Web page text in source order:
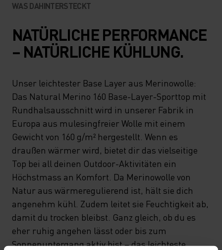
WAS DAHINTERSTECKT
NATÜRLICHE PERFORMANCE
– NATÜRLICHE KÜHLUNG.
Unser leichtester Base Layer aus Merinowolle:
Das Natural Merino 160 Base-Layer-Sporttop mit
Rundhalsausschnitt wird in unserer Fabrik in
Europa aus mulesingfreier Wolle mit einem
Gewicht von 160 g/m² hergestellt. Wenn es
draußen wärmer wird, bietet dir das vielseitige
Top bei all deinen Outdoor-Aktivitäten ein
Höchstmass an Komfort. Da Merinowolle von
Natur aus wärmeregulierend ist, hält sie dich
angenehm kühl. Zudem leitet sie Feuchtigkeit ab,
damit du trocken bleibst. Ganz gleich, ob du es
eher ruhig angehen lässt oder bis zum
Sonnenuntergang aktiv bist – das leichteste